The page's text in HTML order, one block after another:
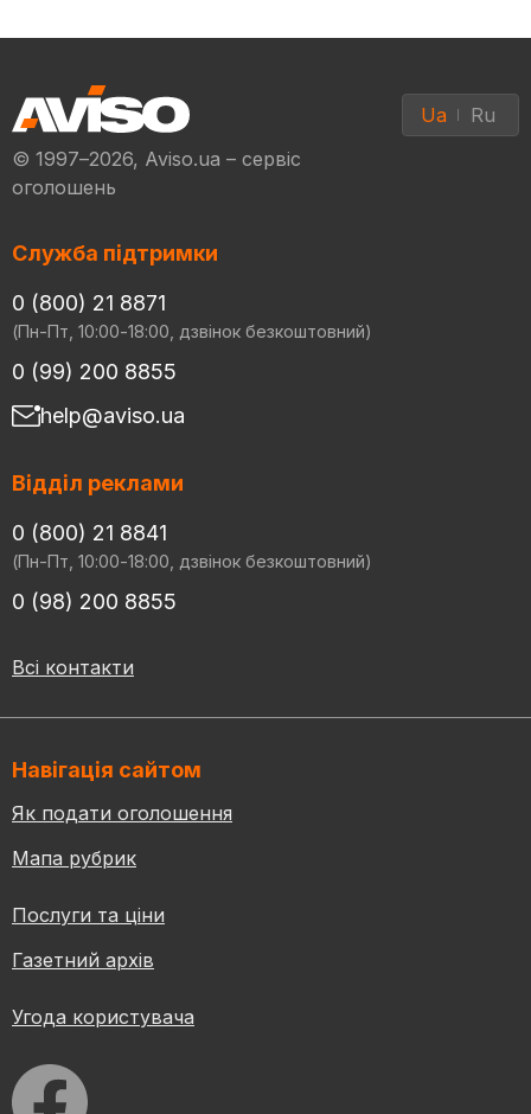
© 1997–2026, Aviso.ua – сервіс
оголошень
Ua Ru
Служба підтримки
0 (800) 21 8871
(Пн-Пт, 10:00-18:00, дзвінок безкоштовний)
0 (99) 200 8855
help@aviso.ua
Відділ реклами
0 (800) 21 8841
(Пн-Пт, 10:00-18:00, дзвінок безкоштовний)
0 (98) 200 8855
Всі контакти
Навігація сайтом
Як подати оголошення
Мапа рубрик
Послуги та ціни
Газетний архів
Угода користувача